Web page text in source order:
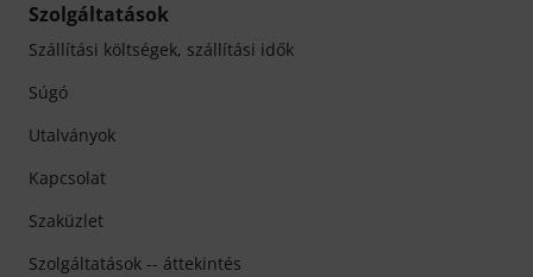
Szolgáltatások
Szállítási költségek, szállítási idők
Súgó
Utalványok
Kapcsolat
Szaküzlet
Szolgáltatások -- áttekintés